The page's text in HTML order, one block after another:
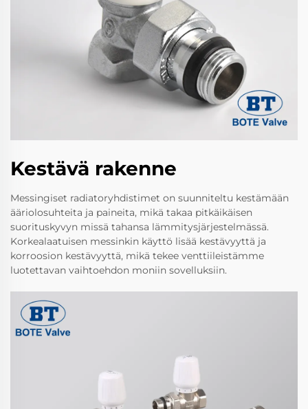
Kestävä rakenne
Messingiset radiatoryhdistimet on suunniteltu kestämään
ääriolosuhteita ja paineita, mikä takaa pitkäikäisen
suorituskyvyn missä tahansa lämmitysjärjestelmässä.
Korkealaatuisen messinkin käyttö lisää kestävyyttä ja
korroosion kestävyyttä, mikä tekee venttiileistämme
luotettavan vaihtoehdon moniin sovelluksiin.